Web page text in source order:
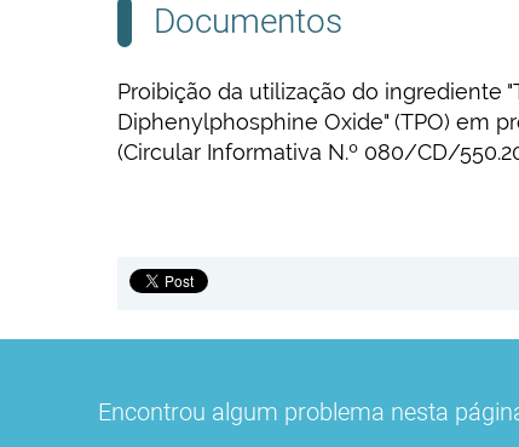
Documentos
Proibição da utilização do ingrediente
Diphenylphosphine Oxide" (TPO) em
(Circular Informativa N.º 080/CD/
Encontrou algum problema nesta